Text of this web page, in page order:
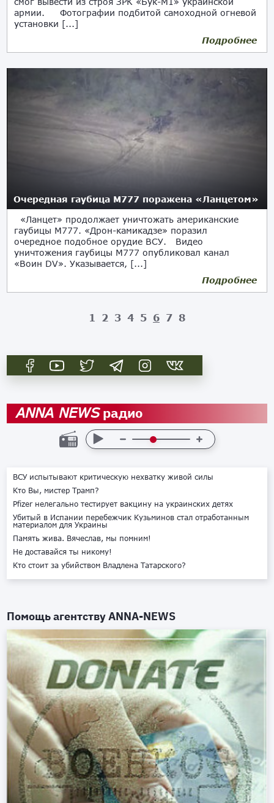
армии. Фотографии подбитой самоходной огневой
установки [...]
Подробнее
Очередная гаубица М777 поражена «Ланцетом»
«Ланцет» продолжает уничтожать американские
гаубицы М777. «Дрон-камикадзе» поразил
очередное подобное орудие ВСУ. Видео
уничтожения гаубицы М777 опубликовал канал
«Воин DV». Указывается, [...]
Подробнее
1 2 3 4 5 6 7 8
ANNA NEWSрадио
ВСУ испытывают критическую нехватку живой силы
Кто Вы, мистер Трамп?
Pfizer нелегально тестирует вакцину на украинских детях
Убитый в Испании перебежчик Кузьминов стал отработанным
материалом для Украины
Память жива. Вячеслав, мы помним!
Не доставайся ты никому!
Кто стоит за убийством Владлена Татарского?
Помощь агентствуANNA-NEWS